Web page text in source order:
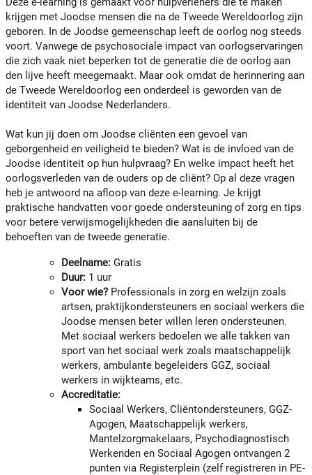
krijgen met Joodse mensen die na de Tweede Wereldoorlog zijn
geboren. In de Joodse gemeenschap leeft de oorlog nog steeds
voort. Vanwege de psychosociale impact van oorlogservaringen
die zich vaak niet beperken tot de generatie die de oorlog aan
den lijve heeft meegemaakt. Maar ook omdat de herinnering aan
de Tweede Wereldoorlog een onderdeel is geworden van de
identiteit van Joodse Nederlanders.
Wat kun jij doen om Joodse cliënten een gevoel van
geborgenheid en veiligheid te bieden? Wat is de invloed van de
Joodse identiteit op hun hulpvraag? En welke impact heeft het
oorlogsverleden van de ouders op de cliënt? Op al deze vragen
heb je antwoord na afloop van deze e-learning. Je krijgt
praktische handvatten voor goede ondersteuning of zorg en tips
voor betere verwijsmogelijkheden die aansluiten bij de
behoeften van de tweede generatie.
Deelname: Gratis
Duur: 1 uur
Voor wie? Professionals in zorg en welzijn zoals
artsen, praktijkondersteuners en sociaal werkers die
Joodse mensen beter willen leren ondersteunen.
Met sociaal werkers bedoelen we alle takken van
sport van het sociaal werk zoals maatschappelijk
werkers, ambulante begeleiders GGZ, sociaal
werkers in wijkteams, etc.
Accreditatie:
Sociaal Werkers, Cliëntondersteuners, GGZ-
Agogen, Maatschappelijk werkers,
Mantelzorgmakelaars, Psychodiagnostisch
Werkenden en Sociaal Agogen ontvangen 2
punten via Registerplein (zelf registreren in PE-